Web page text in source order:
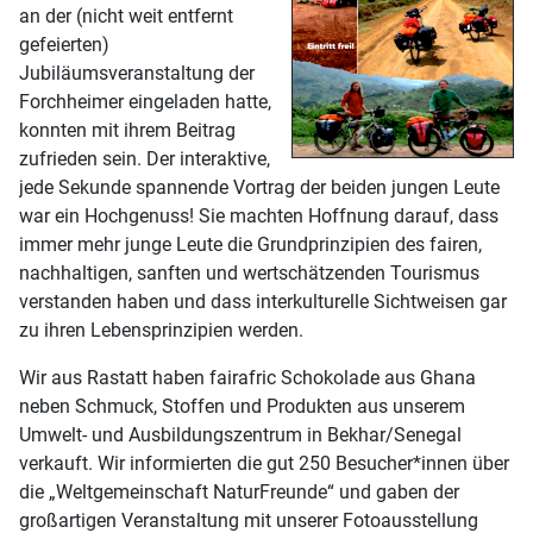
an der (nicht weit entfernt
gefeierten)
Jubiläumsveranstaltung der
Forchheimer eingeladen hatte,
konnten mit ihrem Beitrag
zufrieden sein. Der interaktive,
jede Sekunde spannende Vortrag der beiden jungen Leute
war ein Hochgenuss! Sie machten Hoffnung darauf, dass
immer mehr junge Leute die Grundprinzipien des fairen,
nachhaltigen, sanften und wertschätzenden Tourismus
verstanden haben und dass interkulturelle Sichtweisen gar
zu ihren Lebensprinzipien werden.
Wir aus Rastatt haben fairafric Schokolade aus Ghana
neben Schmuck, Stoffen und Produkten aus unserem
Umwelt- und Ausbildungszentrum in Bekhar/Senegal
verkauft. Wir informierten die gut 250 Besucher*innen über
die „Weltgemeinschaft NaturFreunde“ und gaben der
großartigen Veranstaltung mit unserer Fotoausstellung